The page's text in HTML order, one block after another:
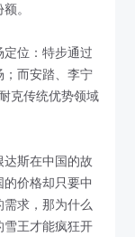
。
位：特步通过
；而安踏、李宁
克传统优势领域
达斯在中国的故
价格却只要中
需求，那为什么
雪王才能疯狂开